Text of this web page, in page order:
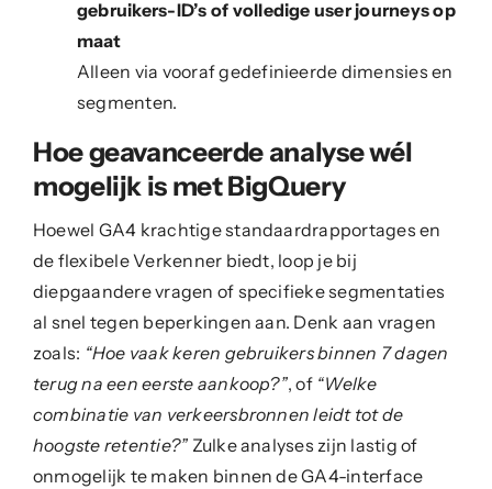
gebruikers-ID’s of volledige user journeys op
maat
Alleen via vooraf gedefinieerde dimensies en
segmenten.
Hoe geavanceerde analyse wél
mogelijk is met BigQuery
Hoewel GA4 krachtige standaardrapportages en
de flexibele Verkenner biedt, loop je bij
diepgaandere vragen of specifieke segmentaties
al snel tegen beperkingen aan. Denk aan vragen
zoals: “Hoe vaak keren gebruikers binnen 7 dagen
terug na een eerste aankoop?”, of “Welke
combinatie van verkeersbronnen leidt tot de
hoogste retentie?” Zulke analyses zijn lastig of
onmogelijk te maken binnen de GA4-interface